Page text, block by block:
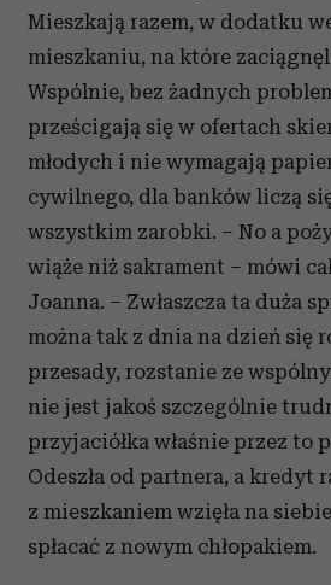
Mieszkają razem, w dodatku
mieszkaniu, na które
Wspólnie, bez żadnych
prześcigają się w ofertach
młodych i nie wymagają
cywilnego, dla banków liczą
wszystkim zarobki. – No a
wiąże niż sakrament – mówi
Joanna. – Zwłaszcza ta duża
można tak z dnia na dzień się
przesady, rozstanie ze
nie jest jakoś szczególnie
przyjaciółka właśnie przez to
Odeszła od partnera, a kredyt
z mieszkaniem wzięła na
spłacać z nowym chłopakiem.